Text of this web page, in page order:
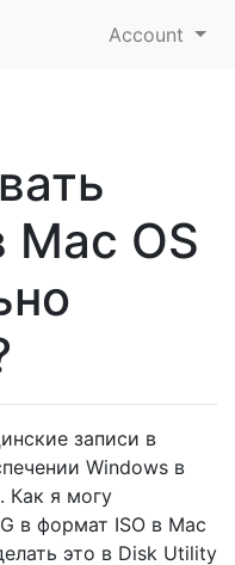
Account
Mac OS
записи в
Windows в
Как я могу
в формат ISO в Mac
это в Disk Utility